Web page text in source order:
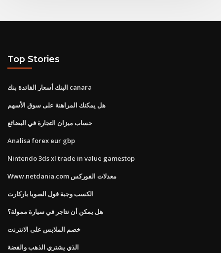
Top Stories
البنك أسعار الفائدة بنك canara
هل يمكنك المراهنة على سوق الأسهم
حساب ميزان التجارة في البضائع
Analisa forex eur gbp
Nintendo 3ds xl trade in value gamestop
Www.netdania.com معدلات الفوركس
الكسب وجبة فول الصويا باركارت
هل يمكن أن نتاجر في سيارة ممولة؟
خصم الملابس على الانترنت
الذي يشتري الذهب والفضة